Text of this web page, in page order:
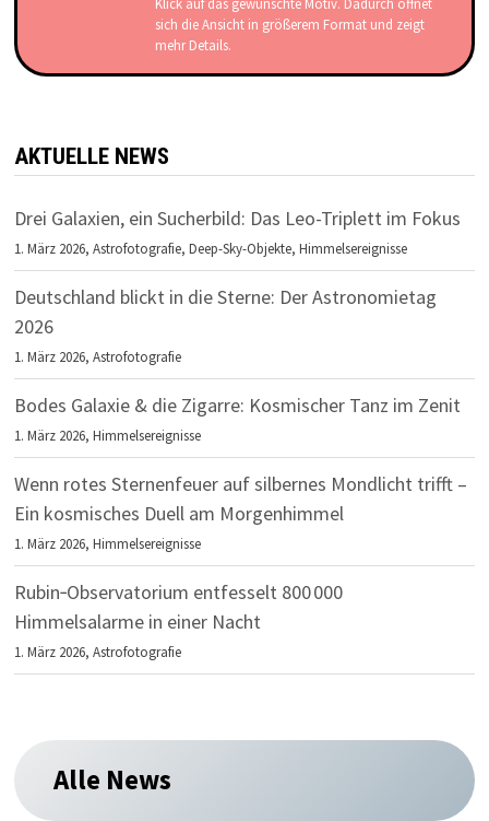
sich die Ansicht in größerem Format und zeigt
mehr Details.
AKTUELLE NEWS
Drei Galaxien, ein Sucherbild: Das Leo-Triplett im Fokus
1. März 2026,Astrofotografie,Deep-Sky-Objekte,Himmelsereignisse
Deutschland blickt in die Sterne: Der Astronomietag
2026
1. März 2026,Astrofotografie
Bodes Galaxie & die Zigarre: Kosmischer Tanz im Zenit
1. März 2026,Himmelsereignisse
Wenn rotes Sternenfeuer auf silbernes Mondlicht trifft –
Ein kosmisches Duell am Morgenhimmel
1. März 2026,Himmelsereignisse
Rubin‑Observatorium entfesselt 800 000
Himmelsalarme in einer Nacht
1. März 2026,Astrofotografie
Alle News